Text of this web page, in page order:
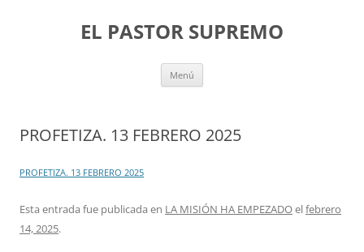
EL PASTOR SUPREMO
Menú
PROFETIZA. 13 FEBRERO 2025
PROFETIZA. 13 FEBRERO 2025
Esta entrada fue publicada en LA MISIÓN HA EMPEZADOelfebrero
14, 2025.